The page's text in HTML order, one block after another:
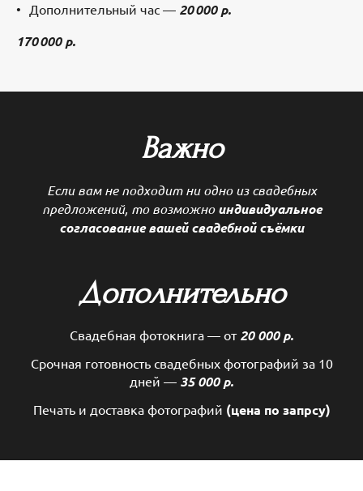
Дополнительный час — 20 000 р.
170 000 р.
Важно
Если вам не подходит ни одно из свадебных
предложений, то возможноиндивидуальное
согласование вашей свадебной съёмки
Дополнительно
Свадебная фотокнига — от20 000 р.
Срочная готовность свадебных фотографий за 10
дней — 35 000 р.
Печать и доставка фотографий (цена по запрсу)